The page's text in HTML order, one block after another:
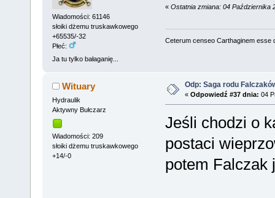
Wiadomości: 61146
słoiki dżemu truskawkowego
+65535/-32
Płeć:
Ja tu tylko bałaganię...
« Ostatnia zmiana: 04 Października
Ceterum censeo Carthaginem esse
Wituary
Hydraulik
Aktywny Bułczarz
Wiadomości: 209
słoiki dżemu truskawkowego
+14/-0
Odp: Saga rodu
« Odpowiedź #37 dnia: 04
Jeśli chodzi o
postaci
potem Falczak